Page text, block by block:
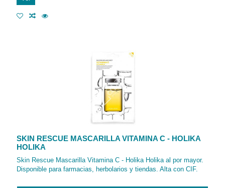
SKIN RESCUE MASCARILLA VITAMINA C - HOLIKA
HOLIKA
Skin Rescue Mascarilla Vitamina C - Holika Holika al por mayor.
Disponible para farmacias, herbolarios y tiendas. Alta con CIF.